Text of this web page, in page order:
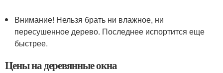
Внимание! Нельзя брать ни влажное, ни
пересушенное дерево. Последнее испортится еще
быстрее.
Цены на деревянные окна